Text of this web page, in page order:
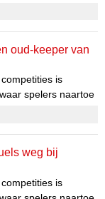
over
oud-keeper van
weg bij
is
spelers naartoe
over
weg bij
niet meer
is